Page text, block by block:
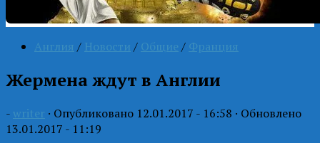
Англия / Новости / Общие / Франция
Жермена ждут в Англии
- writer · Опубликовано 12.01.2017 - 16:58 · Обновлено
13.01.2017 - 11:19